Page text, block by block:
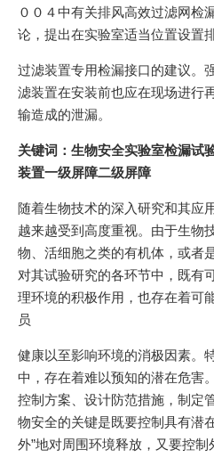
００４中有关排风高效过滤网检
论，提出在实验室适当位置设置
过滤装置专用检漏接口的建议。
滤装置在安装前也应在现场进行
输造成的泄漏。
关键词：生物安全实验室检漏试
装置一级屏障二级屏障
随着生物技术的深入研究和其应
越来越受到高度重视。由于生物
物、活细胞之类的有机体，或者
对其试验研究的各环节中，既有
理环境的积极作用，也存在着可
员
健康以至影响环境的消极因素。
中，存在着难以预知的潜在危害
控制方案、设计防范措施，制定
物安全的关键是既要控制具有潜
外”地对周围环境释放，又要控制